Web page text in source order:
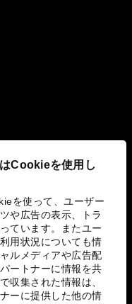
Cookieを使用し
を使って、ユーザー
や広告の表示、トラ
ています。またユー
用状況についても情
ルメディアや広告配
ートナーに情報を共
収集された情報は、
ーに提供した他の情